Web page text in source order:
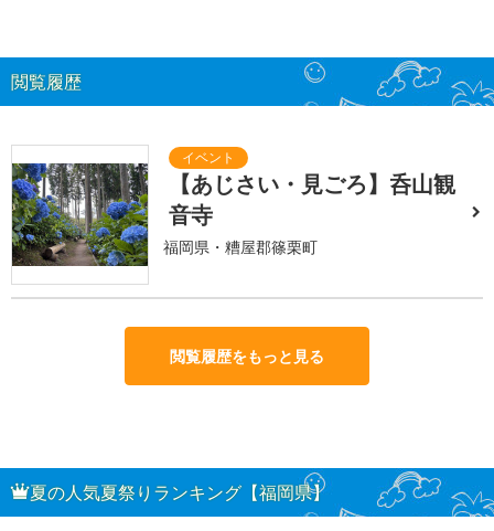
閲覧履歴
【あじさい・見ごろ】呑山観
音寺
福岡県・糟屋郡篠栗町
閲覧履歴をもっと見る
夏の人気夏祭りランキング【福岡県】